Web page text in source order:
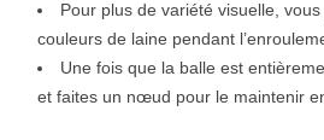
Pour plus de variété visuelle,
couleurs de laine pendant
Une fois que la balle est
et faites un nœud pour le maintenir